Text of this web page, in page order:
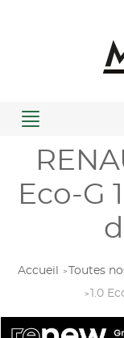
Menu
Eco-G
Accueil Toutes
1.0